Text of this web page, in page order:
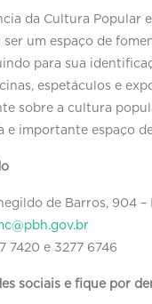
da Cultura Popular
ser um espaço de
para sua
espetáculos e
sobre a cultura
e importante espaço
de Barros, 904 –
7420 e 3277 6746
sociais e fique por